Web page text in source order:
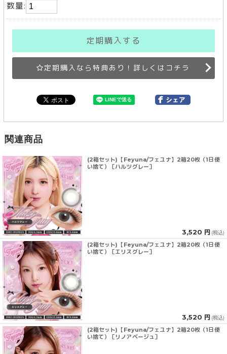
数量:
定期購入する
定期購入なら特典あり！詳しくはコチラ
関連商品
(2箱セット)【Feyuna/フェユナ】2箱20枚（1日使
い捨て）［ハルツグレー］
3,520 円 (税込)
(2箱セット)【Feyuna/フェユナ】2箱20枚（1日使
い捨て）［エリスグレー］
3,520 円 (税込)
(2箱セット)【Feyuna/フェユナ】2箱20枚（1日使
い捨て）［リノアベージュ］